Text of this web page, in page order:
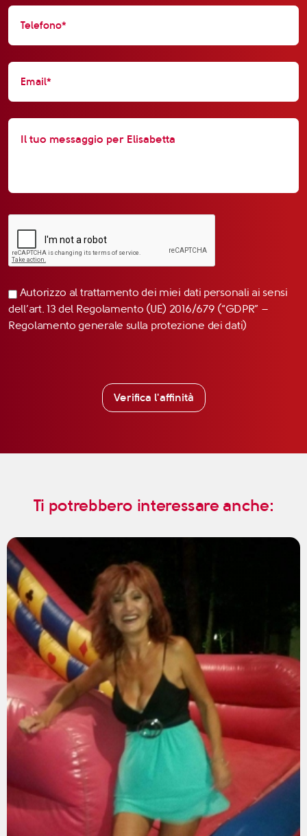
Autorizzo al trattamento dei miei dati personali ai sensi
dell’art. 13 del Regolamento (UE) 2016/679 (“GDPR” –
Regolamento generale sulla protezione dei dati)
Verifica l'affinità
Ti potrebbero interessare anche: